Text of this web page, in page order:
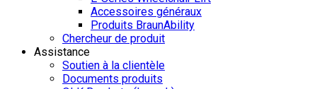
Accessoires généraux
Produits BraunAbility
Chercheur de produit
Assistance
Soutien à la clientèle
Documents produits